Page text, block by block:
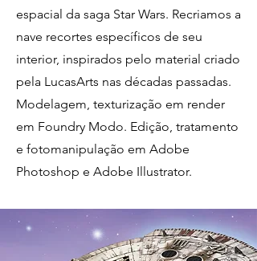
espacial da saga Star Wars. Recriamos a
nave recortes específicos de seu
interior, inspirados pelo material criado
pela LucasArts nas décadas passadas.
Modelagem, texturização em render
em Foundry Modo. Edição, tratamento
e fotomanipulação em Adobe
Photoshop e Adobe Illustrator.